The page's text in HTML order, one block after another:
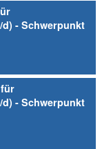
- Schwerpunkt
- Schwerpunkt